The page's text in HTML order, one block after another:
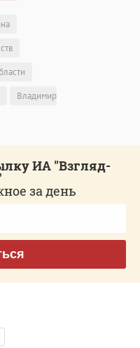
Владимир
ИА "Взгляд-
за день